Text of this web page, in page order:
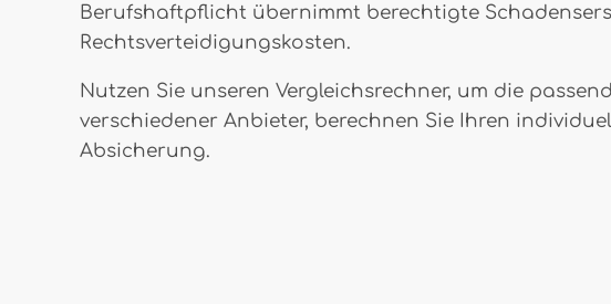
Berufshaftpflicht übernimmt berechtigte
Rechtsverteidigungskosten.
Nutzen Sie unseren Vergleichsrechner, um die
verschiedener Anbieter, berechnen Sie Ihren
Absicherung.